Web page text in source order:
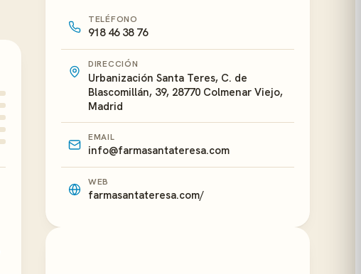
TELÉFONO
918 46 38 76
DIRECCIÓN
Urbanización Santa Teres, C. de
Blascomillán, 39, 28770 Colmenar Viejo,
Madrid
EMAIL
info@farmasantateresa.com
WEB
farmasantateresa.com/